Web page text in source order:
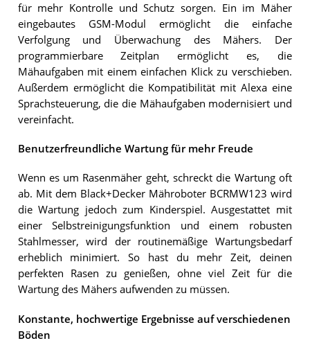
für mehr Kontrolle und Schutz sorgen. Ein im Mäher
eingebautes GSM-Modul ermöglicht die einfache
Verfolgung und Überwachung des Mähers. Der
programmierbare Zeitplan ermöglicht es, die
Mähaufgaben mit einem einfachen Klick zu verschieben.
Außerdem ermöglicht die Kompatibilität mit Alexa eine
Sprachsteuerung, die die Mähaufgaben modernisiert und
vereinfacht.
Benutzerfreundliche Wartung für mehr Freude
Wenn es um Rasenmäher geht, schreckt die Wartung oft
ab. Mit dem Black+Decker Mähroboter BCRMW123 wird
die Wartung jedoch zum Kinderspiel. Ausgestattet mit
einer Selbstreinigungsfunktion und einem robusten
Stahlmesser, wird der routinemäßige Wartungsbedarf
erheblich minimiert. So hast du mehr Zeit, deinen
perfekten Rasen zu genießen, ohne viel Zeit für die
Wartung des Mähers aufwenden zu müssen.
Konstante, hochwertige Ergebnisse auf verschiedenen
Böden